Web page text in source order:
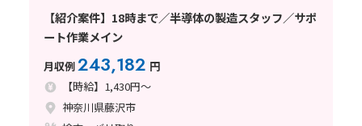
【紹介案件】18時まで／半導体の製造スタッフ／サポ
ート作業メイン
月収例243,182 円
【時給】1,430円～
神奈川県藤沢市